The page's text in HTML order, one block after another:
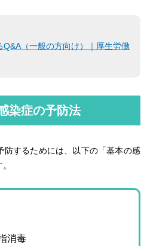
（一般の方向け）｜厚生労働
染症の予防法
防するためには、以下の「基本の感
消毒